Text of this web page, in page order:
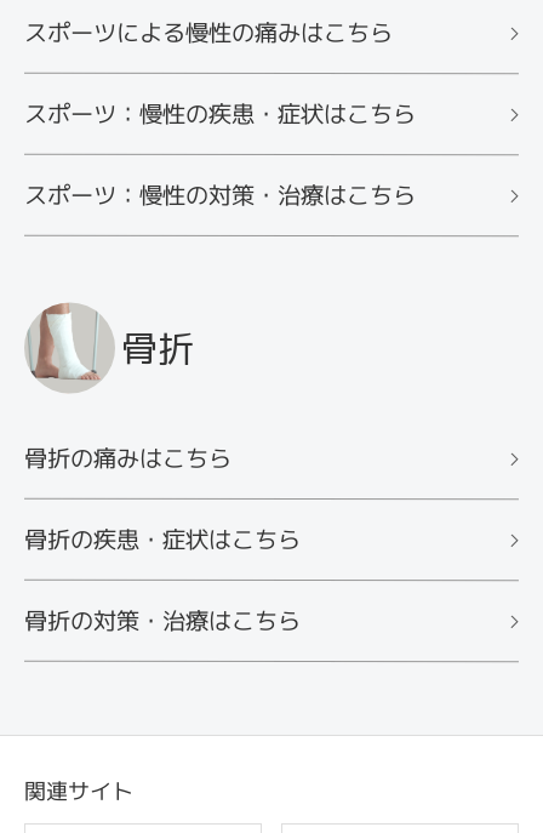
スポーツによる慢性の痛みはこちら
スポーツ：慢性の疾患・症状はこちら
スポーツ：慢性の対策・治療はこちら
骨折
骨折の痛みはこちら
骨折の疾患・症状はこちら
骨折の対策・治療はこちら
関連サイト